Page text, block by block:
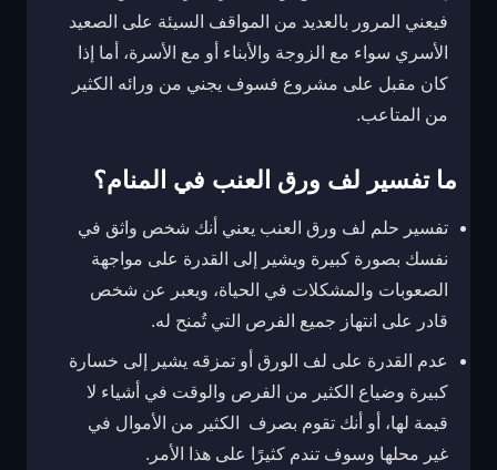
فيعني المرور بالعديد من المواقف السيئة على الصعيد
الأسري سواء مع الزوجة والأبناء أو مع الأسرة، أما إذا
كان مقبل على مشروع فسوف يجني من ورائه الكثير
من المتاعب.
ما تفسير لف ورق العنب في المنام؟
تفسير حلم لف ورق العنب يعني أنك شخص واثق في
نفسك بصورة كبيرة ويشير إلى القدرة على مواجهة
الصعوبات والمشكلات في الحياة، ويعبر عن شخص
قادر على انتهاز جميع الفرص التي تُمنح له.
عدم القدرة على لف الورق أو تمزقه يشير إلى خسارة
كبيرة وضياع الكثير من الفرص والوقت في أشياء لا
قيمة لها، أو أنك تقوم بصرف الكثير من الأموال في
غير محلها وسوف تندم كثيرًا على هذا الأمر.